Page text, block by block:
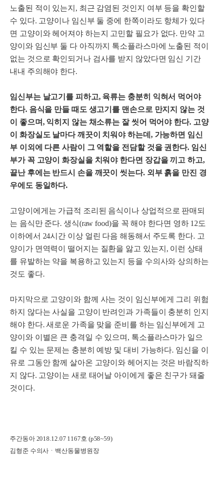
노출된 적이 있는지, 최근 감염된 것인지 여부 등을 확인할
수 있다. 고양이나 임신부 둘 중에 한쪽이라도 항체가 있다
면 고양이와 헤어져야 하는지 고민할 필요가 없다. 만약 고
양이와 임신부 둘 다 아직까지 톡소플라스마에 노출된 적이
없는 것으로 확인되거나 검사를 받지 않았다면 임신 기간
내내 주의해야 한다.
임신부는 날고기를 피하고, 육류는 충분히 익혀서 먹어야
한다. 음식을 만들 때도 생고기를 맨손으로 만지지 않는 것
이 좋으며, 익히지 않는 채소류는 잘 씻어 먹어야 한다. 고양
이 화장실도 날마다 깨끗이 치워야 하는데, 가능하면 임신
부 이외에 다른 사람이 그 역할을 전담할 것을 권한다. 임신
부가 꼭 고양이 화장실을 치워야 한다면 장갑을 끼고 하고,
끝난 후에는 반드시 손을 깨끗이 씻는다. 외부 흙을 만진 경
우에도 동일하다.
고양이에게는 가급적 조리된 음식이나 상업적으로 판매되
는 음식만 준다. 생식(raw food)을 꼭 해야 한다면 영하 12도
이하에서 24시간 이상 얼린 다음 해동해서 주도록 한다. 고
양이가 면역력이 떨어지는 질환을 앓고 있는지, 이런 상태
를 유발하는 약을 복용하고 있는지 등을 수의사와 상의하는
것도 좋다.
마지막으로 고양이와 함께 사는 것이 임신부에게 그리 위험
하지 않다는 사실을 고양이 반려인과 가족들이 충분히 인지
해야 한다. 새로운 가족을 맞을 준비를 하는 임신부에게 고
양이와 이별은 큰 충격일 수 있으며, 톡소플라스마가 일으
킬 수 있는 문제는 충분히 예방 및 대비 가능하다. 임신을 이
유로 그동안 함께 살아온 고양이와 헤어지는 것은 바람직하
지 않다. 고양이는 새로 태어날 아이에게 좋은 친구가 돼줄
것이다.
주간동아 2018.12.07 1167호 (p58~59)
김형준 수의사ㆍ백산동물병원장